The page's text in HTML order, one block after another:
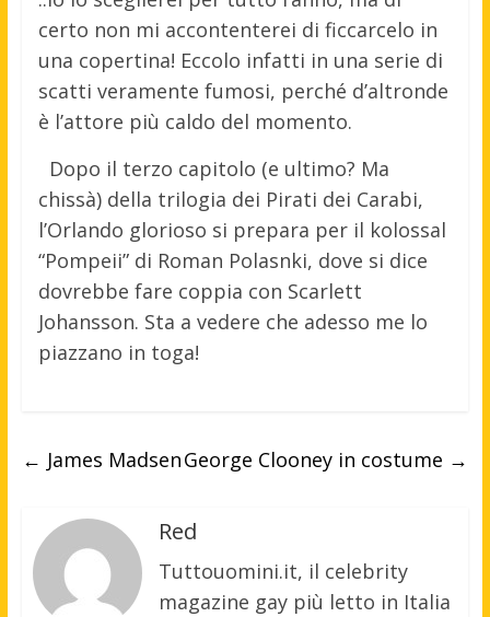
certo non mi accontenterei di ficcarcelo in
una copertina! Eccolo infatti in una serie di
scatti veramente fumosi, perché d’altronde
è l’attore più caldo del momento.
Dopo il terzo capitolo (e ultimo? Ma
chissà) della trilogia dei Pirati dei Carabi,
l’Orlando glorioso si prepara per il kolossal
“Pompeii” di Roman Polasnki, dove si dice
dovrebbe fare coppia con Scarlett
Johansson. Sta a vedere che adesso me lo
piazzano in toga!
← James MadsenGeorge Clooney in costume →
Red
Tuttouomini.it, il celebrity
magazine gay più letto in Italia